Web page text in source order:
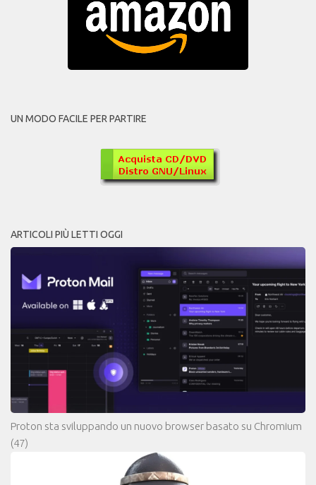
UN MODO FACILE PER PARTIRE
ARTICOLI PIÙ LETTI OGGI
Proton sta sviluppando un nuovo browser basato su Chromium
(47)